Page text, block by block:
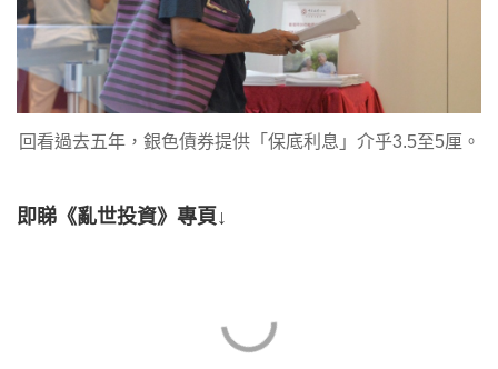
回看過去五年，銀色債券提供「保底利息」介乎3.5至5厘。
即睇《亂世投資》專頁↓